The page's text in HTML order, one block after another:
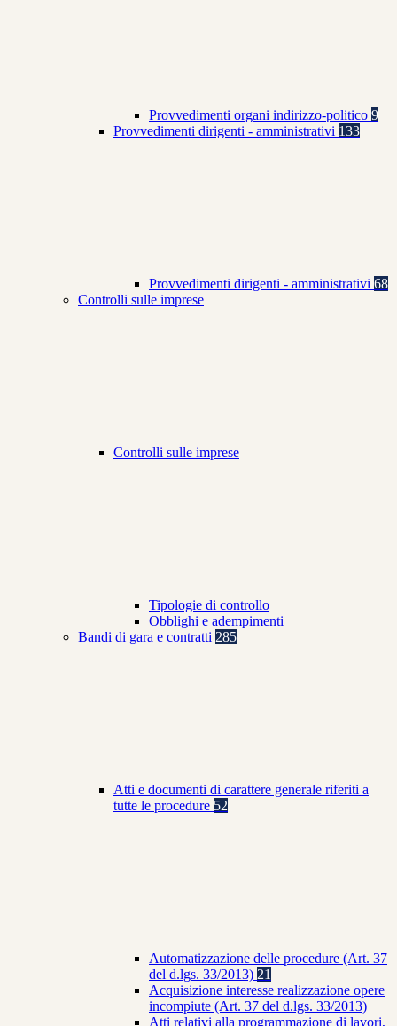
Provvedimenti organi indirizzo-politico 9
Provvedimenti dirigenti - amministrativi 133
Provvedimenti dirigenti - amministrativi 68
Controlli sulle imprese
Controlli sulle imprese
Tipologie di controllo
Obblighi e adempimenti
Bandi di gara e contratti 285
Atti e documenti di carattere generale riferiti a
tutte le procedure 52
Automatizzazione delle procedure (Art. 37
del d.lgs. 33/2013) 21
Acquisizione interesse realizzazione opere
incompiute (Art. 37 del d.lgs. 33/2013)
Atti relativi alla programmazione di lavori,